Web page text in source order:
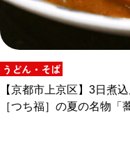
うどん・そば
【京都市上京区】3日煮
［つち福］の夏の名物「